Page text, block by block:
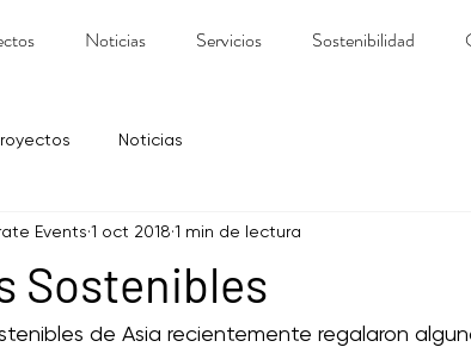
Noticias Servicios Sostenibilidad
Noticias
Sostenibles
Events 1 oct 2018 1 min de lectura
de Asia recientemente regalaron